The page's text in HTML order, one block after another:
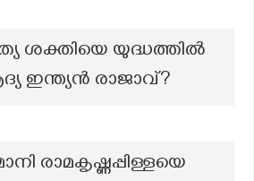
ശക്തിയെ യുദ്ധത്തിൽ
ഇന്ത്യൻ രാജാവ്?
രാമകൃഷ്ണപ്പിള്ളയെ